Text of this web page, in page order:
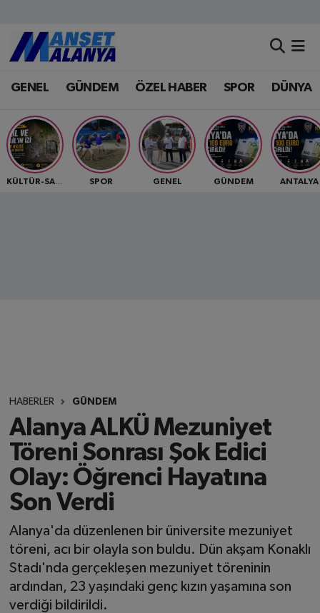
GENEL GÜNDEM ÖZEL HABER SPOR DÜNYA
KÜLTÜR-SANAT SPOR GENEL GÜNDEM ANTALYA
HABERLER GÜNDEM
Alanya ALKÜ Mezuniyet
Töreni Sonrası Şok Edici
Olay: Öğrenci Hayatına
Son Verdi
Alanya'da düzenlenen bir üniversite mezuniyet
töreni, acı bir olayla son buldu. Dün akşam Konaklı
Stadı'nda gerçekleşen mezuniyet töreninin
ardından, 23 yaşındaki genç kızın yaşamına son
verdiği bildirildi.
Antalya Nöbetçi Eczaneler
Antalya Hava Durumu
Antalya Namaz Vakitleri
Antalya Trafik Yoğunluk Haritası